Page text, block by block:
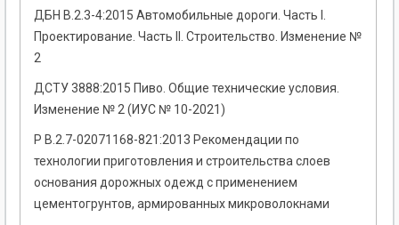
ДБН В.2.3-4:2015 Автомобильные дороги. Часть I.
Проектирование. Часть II. Строительство. Изменение №
2
ДСТУ 3888:2015 Пиво. Общие технические условия.
Изменение № 2 (ИУС № 10-2021)
Р В.2.7-02071168-821:2013 Рекомендации по
технологии приготовления и строительства слоев
основания дорожных одежд с применением
цементогрунтов, армированных микроволокнами